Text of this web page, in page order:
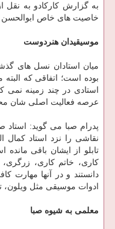
به گزارش كاركادو به نقل
خاصیت های خاص ابوالحسن
موسیقیدان هنردوست
میان استادان نسل های
بوده است؛ اتفاقی كه البته
استادی در چند زمینه نمی
عرصه فعالیت اصلی شان
پدرام صبا می گوید: استاد
نقاشی را نزد استاد كمال
تابلو از ایشان باقی
كاری، خاتم كاری،
دانستند و در آنها مهارت
ادوات موسیقی مثل ویلون،
معلمی به شیوه صبا